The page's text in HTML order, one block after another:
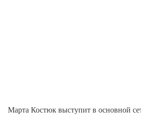
Марта Костюк выступит в основной